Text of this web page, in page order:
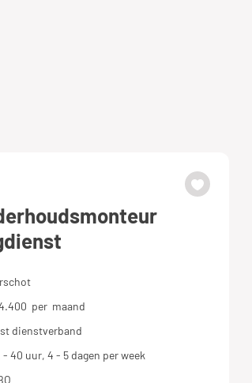
per maand
dienstverband
- 40 uur, 4 - 5 dagen per week